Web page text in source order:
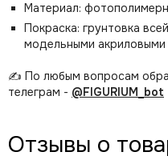
Материал:
Покраска: грунтовка
модельными акриловыми
✍️ По любым вопросам
телеграм - @FIGURIUM_bot
Отзывы о